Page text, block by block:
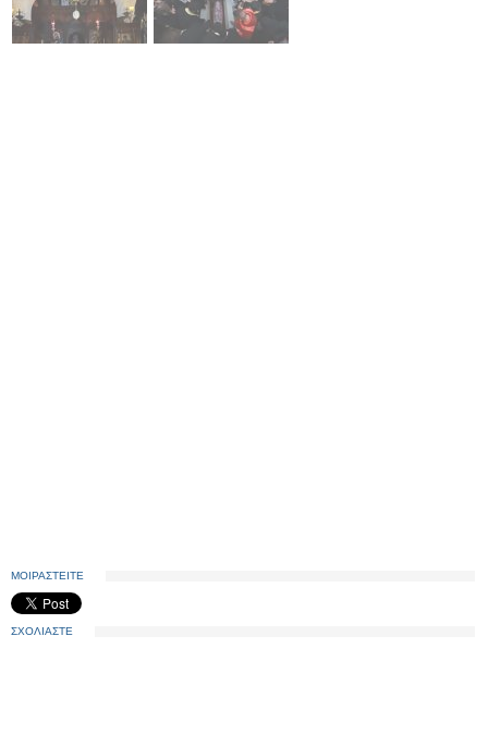
ΜΟΙΡΑΣΤΕΙΤΕ
ΣΧΟΛΙΑΣΤΕ